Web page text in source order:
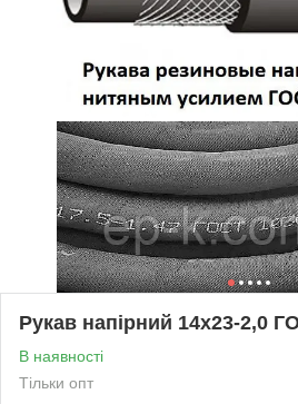
Рукав напірний 14х23-2,0
В наявності
Тільки опт